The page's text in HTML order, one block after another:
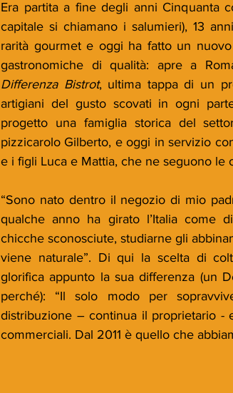
Era partita a fine degli anni Cinquanta
capitale si chiamano i salumieri), 13
rarità gourmet e oggi ha fatto un
gastronomiche di qualità: apre a
Differenza Bistrot, ultima tappa di un
artigiani del gusto scovati in ogni
progetto una famiglia storica del
pizzicarolo Gilberto, e oggi in servizio
e i figli Luca e Mattia, che ne seguono le
“Sono nato dentro il negozio di mio
qualche anno ha girato l’Italia come
chicche sconosciute, studiarne gli
viene naturale”. Di qui la scelta di
glorifica appunto la sua differenza (un
perché): “Il solo modo per
distribuzione – continua il proprietario -
commerciali. Dal 2011 è quello che